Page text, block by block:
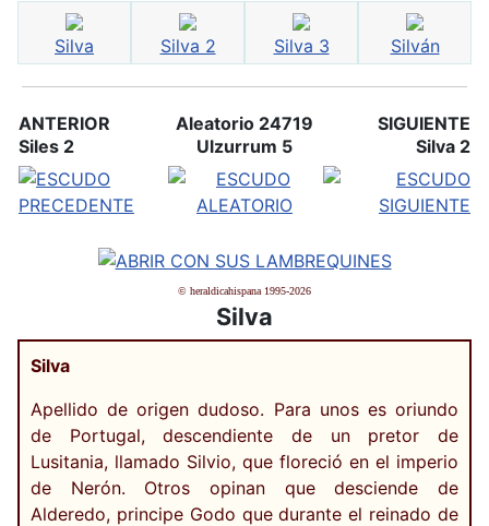
Silva Silva 2 Silva 3 Silván
ANTERIOR
Siles 2
Aleatorio 24719
Ulzurrum 5
SIGUIENTE
Silva 2
© heraldicahispana 1995-2026
Silva
Silva
Apellido de origen dudoso. Para unos es oriundo
de Portugal, descendiente de un pretor de
Lusitania, llamado Silvio, que floreció en el imperio
de Nerón. Otros opinan que desciende de
Alderedo, principe Godo que durante el reinado de